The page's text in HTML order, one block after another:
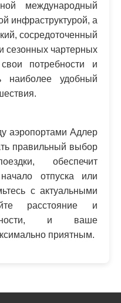
международный
инфраструктурой, а
сосредоточенный
сезонных чартерных
потребности и
наиболее удобный
аэропортами Адлер
правильный выбор
обеспечит
отпуска или
с актуальными
расстояние и
и ваше
приятным.